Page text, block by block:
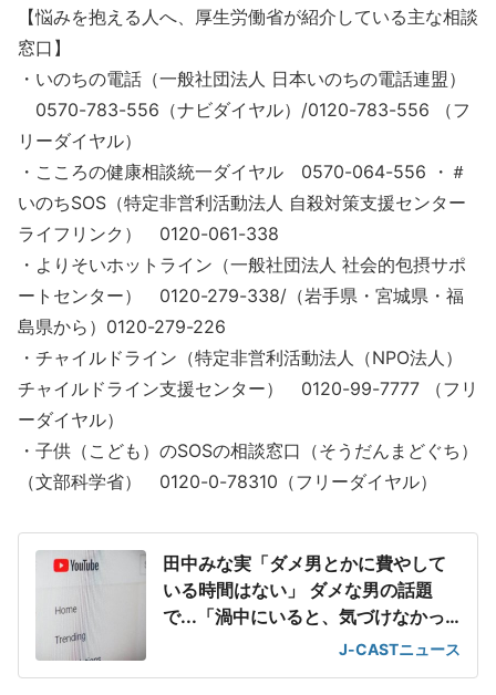
【悩みを抱える人へ、厚生労働省が紹介している主な相談
窓口】
・いのちの電話（一般社団法人 日本いのちの電話連盟）
0570-783-556（ナビダイヤル）/0120-783-556 （フ
リーダイヤル）
・こころの健康相談統一ダイヤル 0570-064-556 ・＃
いのちSOS（特定非営利活動法人 自殺対策支援センター
ライフリンク） 0120-061-338
・よりそいホットライン（一般社団法人 社会的包摂サポ
ートセンター） 0120-279-338/（岩手県・宮城県・福
島県から）0120-279-226
・チャイルドライン（特定非営利活動法人（NPO法人）
チャイルドライン支援センター） 0120-99-7777 （フリ
ーダイヤル）
・子供（こども）のSOSの相談窓口（そうだんまどぐち）
（文部科学省） 0120-0-78310（フリーダイヤル）
田中みな実「ダメ男とかに費やして
いる時間はない」 ダメな男の話題
で...「渦中にいると、気づけなかっ
J-CASTニュース